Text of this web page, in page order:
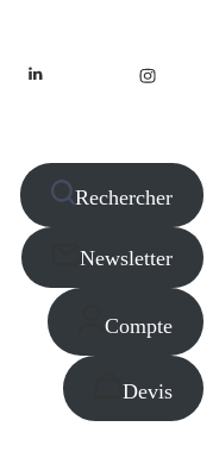
Rechercher
Newsletter
Compte
Devis